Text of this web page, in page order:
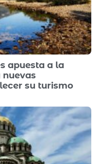
apuesta a la
su turismo